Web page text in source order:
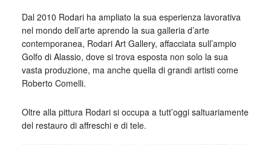
Dal 2010 Rodari ha ampliato la sua esperienza lavorativa
nel mondo dell’arte aprendo la sua galleria d’arte
contemporanea, Rodari Art Gallery, affacciata sull’ampio
Golfo di Alassio, dove si trova esposta non solo la sua
vasta produzione, ma anche quella di grandi artisti come
Roberto Comelli.
Oltre alla pittura Rodari si occupa a tutt’oggi saltuariamente
del restauro di affreschi e di tele.